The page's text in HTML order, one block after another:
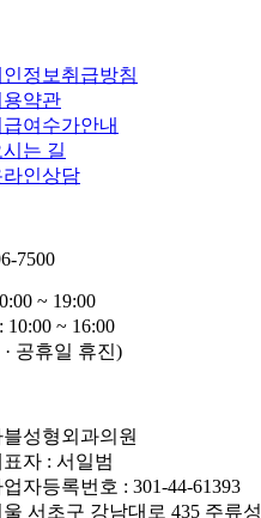
정보취급방침
용약관
급여수가안내
시는 길
라인상담
7500
~ 19:00
10:00 ~ 16:00
공휴일 휴진)
블성형외과의원
자 : 서일범
자등록번호 : 301-44-61393
서초구 강남대로 435 주류성